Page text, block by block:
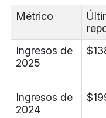
Métrico
Ingresos de
2025
Ingresos de
2024